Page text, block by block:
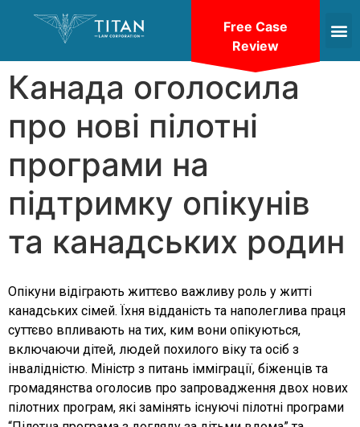
Канада оголосила
про нові пілотні
програми на
підтримку опікунів
та канадських родин
Опікуни відіграють життєво важливу роль у житті
канадських сімей. Їхня відданість та наполеглива праця
суттєво впливають на тих, ким вони опікуються,
включаючи дітей, людей похилого віку та осіб з
інвалідністю. Міністр з питань імміграції, біженців та
громадянства оголосив про запровадження двох нових
пілотних програм, які замінять існуючі пілотні програми
Free Case
Review